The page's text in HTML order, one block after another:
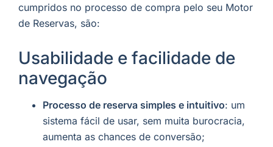
cumpridos no processo de compra pelo seu Motor
de Reservas, são:
Usabilidade e facilidade de
navegação
Processo de reserva simples e intuitivo: um
sistema fácil de usar, sem muita burocracia,
aumenta as chances de conversão;